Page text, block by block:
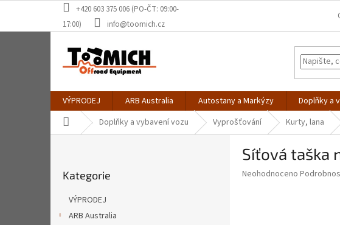
obsah
+420 603 375 006 (PO-ČT: 09:00-
17:00)
info@toomich.cz
VÝPRODEJ ARB Australia Autostany a Markýzy Doplňky a
Domů Doplňky a vybavení vozu Vyprošťování Kurty, lana
kategorie
Kategorie
VÝPRODEJ
ARB Australia
Síťová taška
Průměrné
Neohodnoceno